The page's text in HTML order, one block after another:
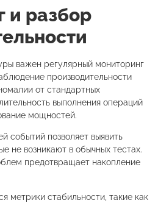
и разбор
важен регулярный мониторинг
производительности
от стандартных
выполнения операций
мощностей.
событий позволяет выявить
не возникают в обычных тестах.
предотвращает накопление
метрики стабильности, такие как